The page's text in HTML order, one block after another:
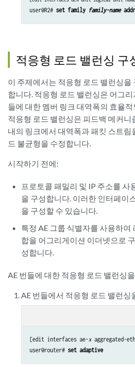
user@R2# set family family-name
적응형 로드 밸런싱 구
이 주제에서는 적응형 로드 밸런싱을
합니다. 적응형 로드 밸런싱은 어그
들에 대한 멤버 링크 대역폭의 효율
적응형 로드 밸런싱은 피드백 메커니
내의 링크에서 대역폭과 패킷 스트림
드 불균형을 수정합니다.
시작하기 전에:
프로토콜 패밀리 및 IP 주소를 사
을 구성합니다. 이러한 인터페이
을 구성할 수 있습니다.
특정 AE 그룹 식별자를 사용하여
합을 어그리게이션 이더넷으로
성합니다.
AE 번들에 대한 적응형 로드 밸런싱
AE 번들에서 적응형 로드 밸런싱
[edit interfaces ae-x aggregated-
user@router# set adaptive